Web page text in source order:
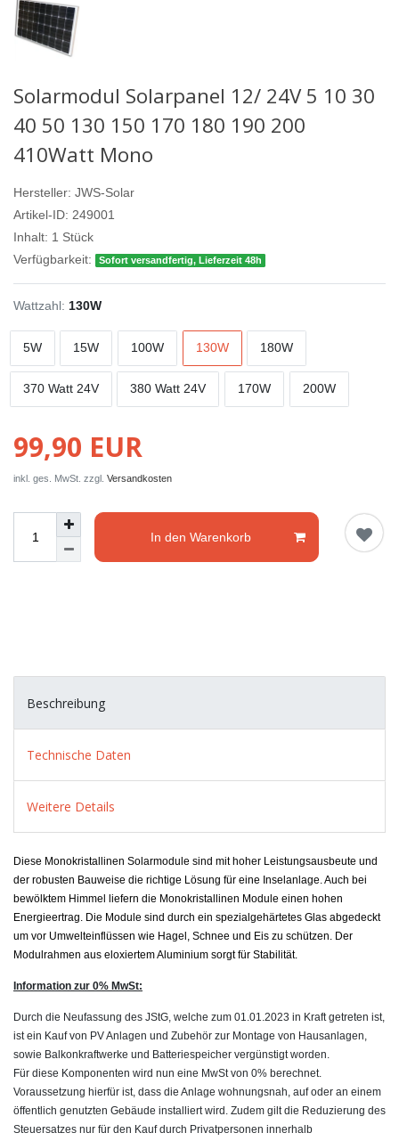
Solarmodul Solarpanel 12/ 24V 5 10 30
40 50 130 150 170 180 190 200
410Watt Mono
Hersteller: JWS-Solar
Artikel-ID: 249001
Inhalt: 1 Stück
Verfügbarkeit:
Sofort versandfertig, Lieferzeit 48h
Wattzahl: 130W
5W 15W 100W 130W 180W
370 Watt 24V 380 Watt 24V 170W 200W
99,90 EUR
inkl. ges. MwSt. zzgl. Versandkosten
In den Warenkorb
Beschreibung
Technische Daten
Weitere Details
Diese Monokristallinen Solarmodule sind mit hoher Leistungsausbeute und
der robusten Bauweise die richtige Lösung für eine Inselanlage. Auch bei
bewölktem Himmel liefern die Monokristallinen Module einen hohen
Energieertrag. Die Module sind durch ein spezialgehärtetes Glas abgedeckt
um vor Umwelteinflüssen wie Hagel, Schnee und Eis zu schützen. Der
Modulrahmen aus eloxiertem Aluminium sorgt für Stabilität.
Information zur 0% MwSt:
Durch die Neufassung des JStG, welche zum 01.01.2023 in Kraft getreten ist,
ist ein Kauf von PV Anlagen und Zubehör zur Montage von Hausanlagen,
sowie Balkonkraftwerke und Batteriespeicher vergünstigt worden.
Für diese Komponenten wird nun eine MwSt von 0% berechnet.
Voraussetzung hierfür ist, dass die Anlage wohnungsnah, auf oder an einem
öffentlich genutzten Gebäude installiert wird. Zudem gilt die Reduzierung des
Steuersatzes nur für den Kauf durch Privatpersonen innerhalb